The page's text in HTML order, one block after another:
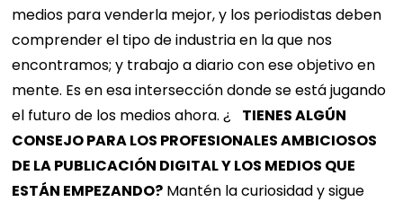
medios para venderla mejor, y los periodistas deben
comprender el tipo de industria en la que nos
encontramos; y trabajo a diario con ese objetivo en
mente. Es en esa intersección donde se está jugando
el futuro de los medios ahora. ¿ TIENES ALGÚN
CONSEJO PARA LOS PROFESIONALES AMBICIOSOS
DE LA PUBLICACIÓN DIGITAL Y LOS MEDIOS QUE
ESTÁN EMPEZANDO? Mantén la curiosidad y sigue